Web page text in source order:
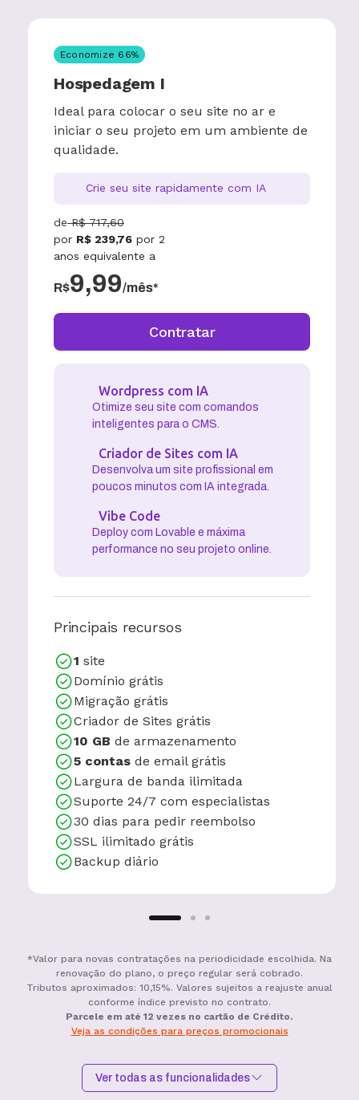
Economize 66%
Hospedagem I
Ideal para colocar o seu site no ar e
iniciar o seu projeto em um ambiente de
qualidade.
Crie seu site rapidamente com IA
de R$ 717,60
por R$ 239,76 por 2
anos equivalente a
R$9,99/mês*
Contratar
Wordpress com IA
Otimize seu site com comandos
inteligentes para o CMS.
Criador de Sites com IA
Desenvolva um site profissional em
poucos minutos com IA integrada.
Vibe Code
Deploy com Lovable e máxima
performance no seu projeto online.
Principais recursos
1 site
Domínio grátis
Migração grátis
Criador de Sites grátis
10 GB de armazenamento
5 contas de email grátis
Largura de banda ilimitada
Suporte 24/7 com especialistas
30 dias para pedir reembolso
SSL ilimitado grátis
Backup diário
*Valor para novas contratações na periodicidade escolhida. Na
renovação do plano, o preço regular será cobrado.
Tributos aproximados: 10,15%. Valores sujeitos a reajuste anual
conforme índice previsto no contrato.
Parcele em até 12 vezes no cartão de Crédito.
Veja as condições para preços promocionais
Ver todas as funcionalidades